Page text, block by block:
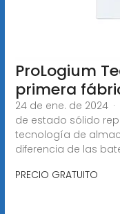
ProLogium
primera
24 de ene. de 2024
de estado sólido
tecnología de
diferencia de las
PRECIO GRATUITO